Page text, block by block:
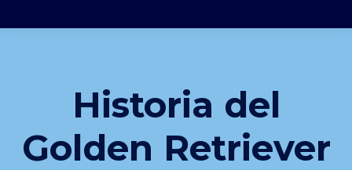
Historia del
Golden Retriever